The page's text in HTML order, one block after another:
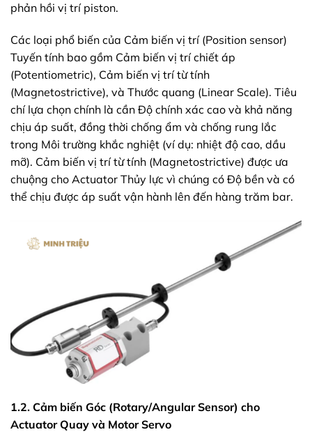
phản hồi vị trí piston.
Các loại phổ biến của Cảm biến vị trí (Position sensor)
Tuyến tính bao gồm Cảm biến vị trí chiết áp
(Potentiometric), Cảm biến vị trí từ tính
(Magnetostrictive), và Thước quang (Linear Scale). Tiêu
chí lựa chọn chính là cần Độ chính xác cao và khả năng
chịu áp suất, đồng thời chống ẩm và chống rung lắc
trong Môi trường khắc nghiệt (ví dụ: nhiệt độ cao, dầu
mỡ). Cảm biến vị trí từ tính (Magnetostrictive) được ưa
chuộng cho Actuator Thủy lực vì chúng có Độ bền và có
thể chịu được áp suất vận hành lên đến hàng trăm bar.
1.2. Cảm biến Góc (Rotary/Angular Sensor) cho
Actuator Quay và Motor Servo